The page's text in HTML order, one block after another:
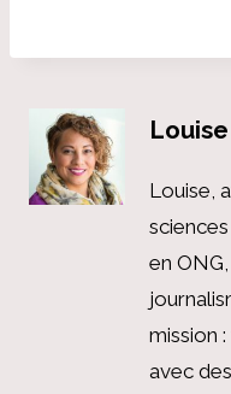
Louise
Louise,
en
mission
avec